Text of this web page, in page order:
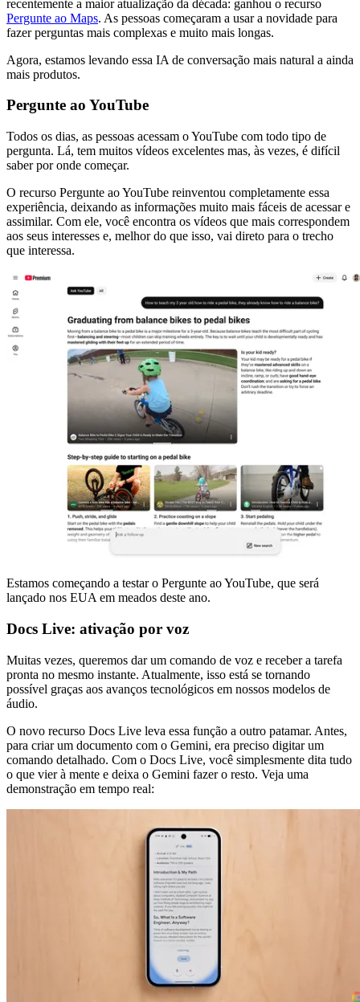
recentemente a maior atualização da década: ganhou o recurso
Pergunte ao Maps. As pessoas começaram a usar a novidade para
fazer perguntas mais complexas e muito mais longas.
Agora, estamos levando essa IA de conversação mais natural a ainda
mais produtos.
Pergunte ao YouTube
Todos os dias, as pessoas acessam o YouTube com todo tipo de
pergunta. Lá, tem muitos vídeos excelentes mas, às vezes, é difícil
saber por onde começar.
O recurso Pergunte ao YouTube reinventou completamente essa
experiência, deixando as informações muito mais fáceis de acessar e
assimilar. Com ele, você encontra os vídeos que mais correspondem
aos seus interesses e, melhor do que isso, vai direto para o trecho
que interessa.
Estamos começando a testar o Pergunte ao YouTube, que será
lançado nos EUA em meados deste ano.
Docs Live: ativação por voz
Muitas vezes, queremos dar um comando de voz e receber a tarefa
pronta no mesmo instante. Atualmente, isso está se tornando
possível graças aos avanços tecnológicos em nossos modelos de
áudio.
O novo recurso Docs Live leva essa função a outro patamar. Antes,
para criar um documento com o Gemini, era preciso digitar um
comando detalhado. Com o Docs Live, você simplesmente dita tudo
o que vier à mente e deixa o Gemini fazer o resto. Veja uma
demonstração em tempo real: